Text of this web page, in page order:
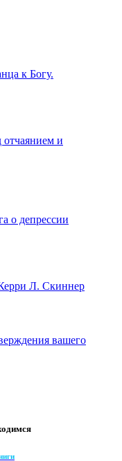
к Богу.
отчаянием и
о депрессии
Л. Скиннер
вашего